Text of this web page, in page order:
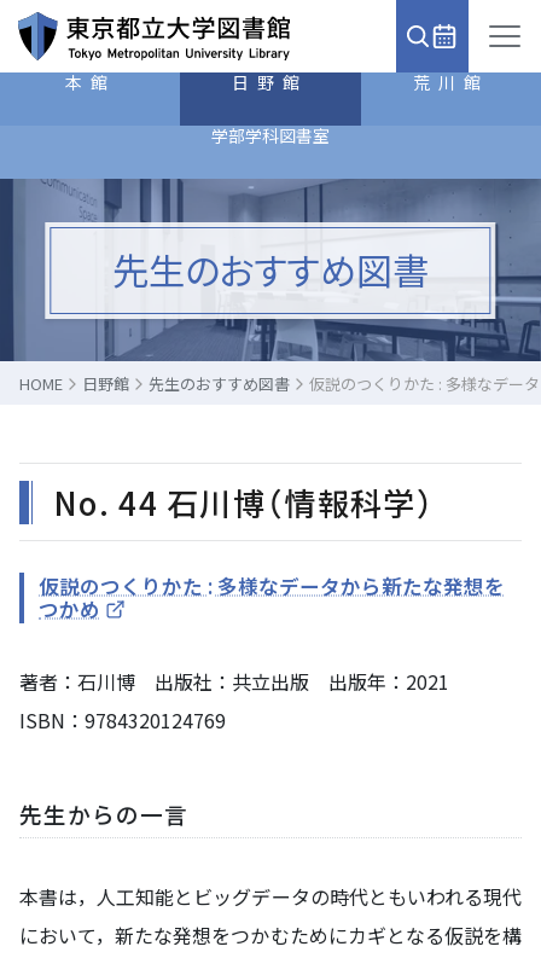
本館 日野館 荒川館
学部学科図書室
先生のおすすめ図書
HOME 日野館 先生のおすすめ図書 仮説のつくりかた : 多様なデー
No. 44 石川博（情報科学）
仮説のつくりかた : 多様なデータから新たな発想を
つかめ
著者：石川博 出版社：共立出版 出版年：2021
ISBN：9784320124769
先生からの一言
本書は，人工知能とビッグデータの時代ともいわれる現代
において，新たな発想をつかむためにカギとなる仮説を構